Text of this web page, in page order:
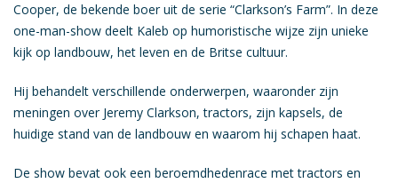
Cooper, de bekende boer uit de serie “Clarkson’s Farm”. In deze
one-man-show deelt Kaleb op humoristische wijze zijn unieke
kijk op landbouw, het leven en de Britse cultuur.
Hij behandelt verschillende onderwerpen, waaronder zijn
meningen over Jeremy Clarkson, tractors, zijn kapsels, de
huidige stand van de landbouw en waarom hij schapen haat.
De show bevat ook een beroemdhedenrace met tractors en